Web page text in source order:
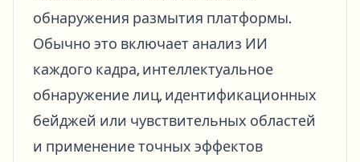
обнаружения размытия платформы.
Обычно это включает анализ ИИ
каждого кадра, интеллектуальное
обнаружение лиц, идентификационных
бейджей или чувствительных областей
и применение точных эффектов